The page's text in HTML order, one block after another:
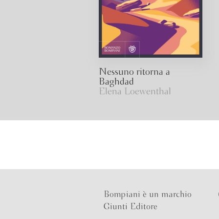
Nessuno ritorna a
Baghdad
Elena Loewenthal
Bompiani è un marchio
Giunti Editore